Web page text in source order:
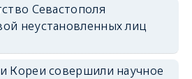
Севастополя
неустановленных лиц
Кореи совершили научное